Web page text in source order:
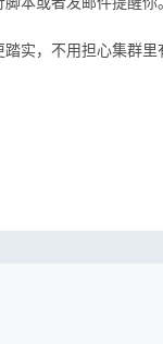
实，不用担心集群里